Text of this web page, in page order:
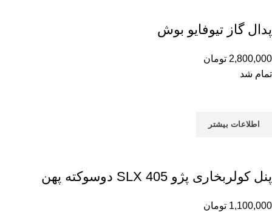
پدال گاز تیوفایو بوش
2,800,000 تومان
تمام شد
اطلاعات بیشتر
پنل کولربخاری پژو 405 SLX دوسوکته پهن
1,100,000 تومان